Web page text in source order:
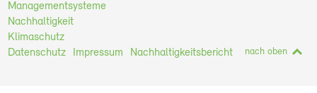
Managementsysteme
Nachhaltigkeit
Klimaschutz
Datenschutz
Impressum Nachhaltigkeitsbericht nach oben